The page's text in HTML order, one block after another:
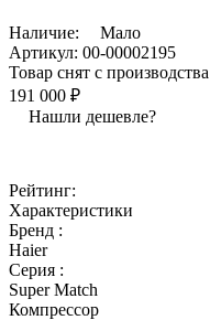
Наличие:
Мало
Артикул: 00-00002195
Товар снят с производства
191 000 ₽
Нашли дешевле?
Рейтинг:
Характеристики
Бренд :
Haier
Серия :
Super Match
Компрессор